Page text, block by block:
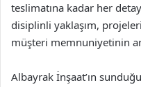
teslimatına kadar her
disiplinli yaklaşım,
müşteri memnuniyetinin
Albayrak İnşaat’ın